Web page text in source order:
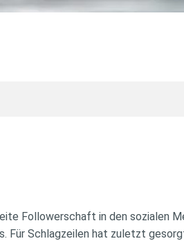
Followerschaft in den sozialen
Für Schlagzeilen hat zuletzt